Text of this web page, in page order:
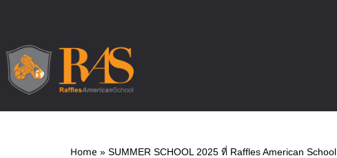
Home » SUMMER SCHOOL 2025 ที่ Raffles American School